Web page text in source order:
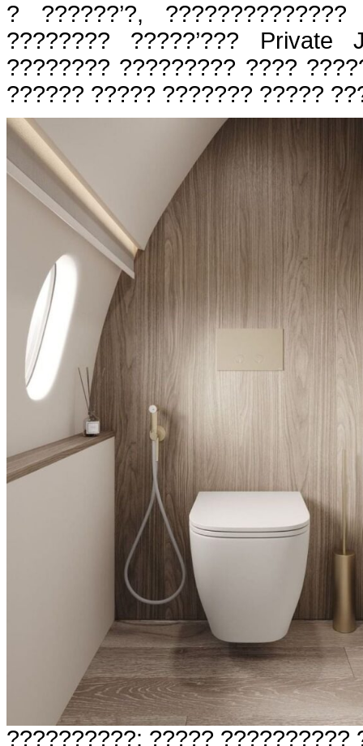
? ??????’?,
???????? ?????’???
???????? ????????? ????
?????? ????? ??????? ?????
??????????: ????? ??????????